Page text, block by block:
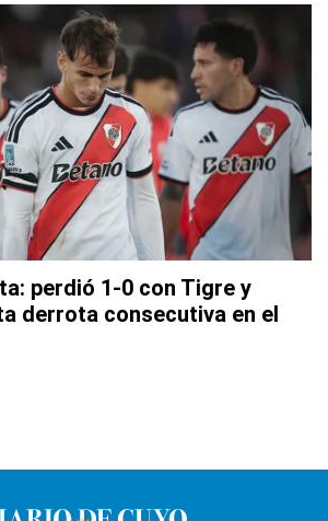
perdió 1-0 con Tigre y
derrota consecutiva en el